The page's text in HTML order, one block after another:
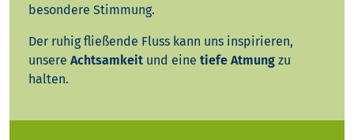
besondere Stimmung.
Der ruhig fließende Fluss kann uns inspirieren,
unsere Achtsamkeit und eine tiefe Atmung zu
halten.